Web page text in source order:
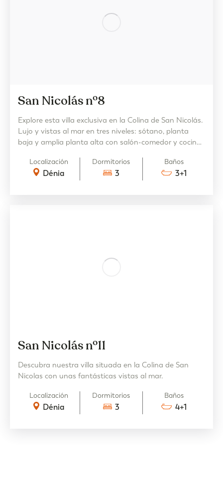
San Nicolás nº8
Explore esta villa exclusiva en la Colina de San Nicolás.
Lujo y vistas al mar en tres niveles: sótano, planta
baja y amplia planta alta con salón-comedor y cocina
excepcional.
Localización
Dénia
Dormitorios
3
Baños
3+1
San Nicolás nº11
Descubra nuestra villa situada en la Colina de San
Nicolas con unas fantásticas vistas al mar.
Localización
Dénia
Dormitorios
3
Baños
4+1